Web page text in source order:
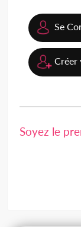
Se
Créer
Soyez le